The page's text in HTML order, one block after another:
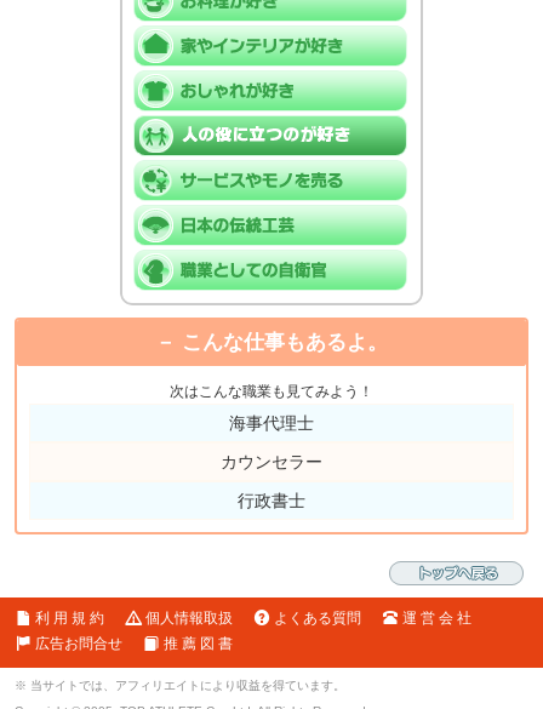
こんな仕事もあるよ。
次はこんな職業も見てみよう！
海事代理士
カウンセラー
行政書士
利 用 規 約 個人情報取扱 よくある質問
運 営 会 社
広告お問合せ
推 薦 図 書
※ 当サイトでは、アフィリエイトにより収益を得ています。